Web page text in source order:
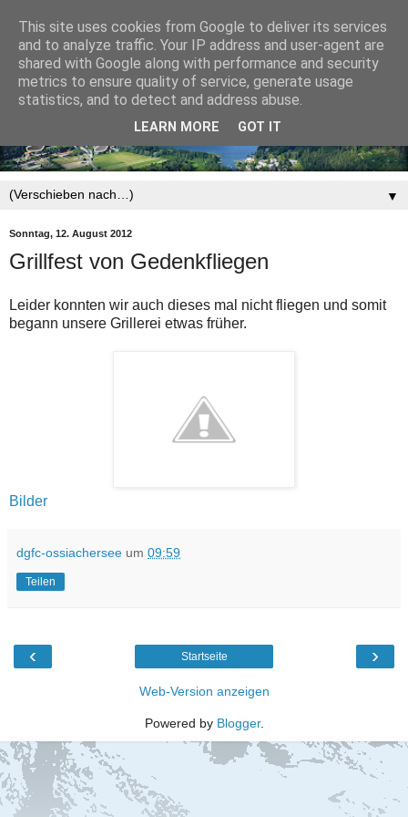
▼
Sonntag, 12. August 2012
Grillfest von Gedenkfliegen
Leider konnten wir auch dieses mal nicht fliegen und somit
begann unsere Grillerei etwas früher.
Bilder
dgfc-ossiachersee um 09:59
Teilen
‹ ›
Startseite
Web-Version anzeigen
Powered by Blogger.
This site uses cookies from Google to deliver its services
and to analyze traffic. Your IP address and user-agent are
shared with Google along with performance and security
metrics to ensure quality of service, generate usage
statistics, and to detect and address abuse.
LEARN MORE GOT IT